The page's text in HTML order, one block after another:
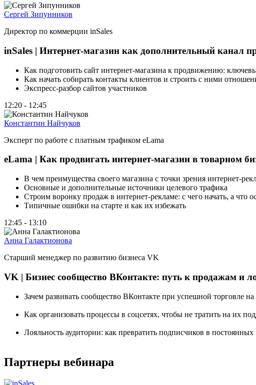
Сергей Зипунников
Директор по коммерции inSales
inSales | Интернет-магазин как дополнительный канал
Как подготовить сайт интернет-магазина к продвижению:
Как начать собирать контакты клиентов и строить с ними
Экспресс-разбор сайтов участников
12:20 - 12:45
Константин Найчуков
Эксперт по работе с платным трафиком eLama
eLama | Как продвигать интернет-магазин в товарном
В чем преимущества своего магазина с точки зрения интернет-
Основные и дополнительные источники целевого трафика
Строим воронку продаж в интернет-рекламе: с чего начать, а что
Типичные ошибки на старте и как их избежать
12:45 - 13:10
Анна Галактионова
Старший менеджер по развитию бизнеса VK
VK | Бизнес сообщество ВКонтакте: путь к продажам и
Зачем развивать сообщество ВКонтакте при успешной торговле на
Как организовать процессы в соцсетях, чтобы не тратить на их
Лояльность аудитории: как превратить подписчиков в постоянных
Партнеры вебинара